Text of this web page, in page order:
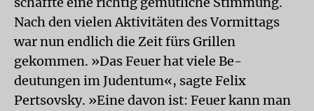
Nach den vielen Aktivitäten des Vormittags
war nun endlich die Zeit fürs Grillen
gekommen. »Das Feuer hat viele Be-
deutungen im Judentum«, sagte Felix
Pertsovsky. »Eine davon ist: Feuer kann man